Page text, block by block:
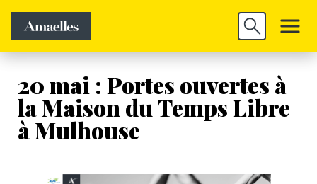
Découvrir
20 mai : Portes ouvertes à
la Maison du Temps Libre
à Mulhouse